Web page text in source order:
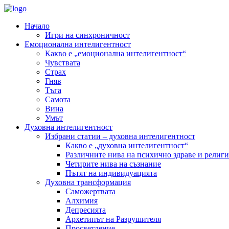
Начало
Игри на синхроничност
Емоционална интелигентност
Какво е „емоционална интелигентност“
Чувствата
Страх
Гняв
Тъга
Самота
Вина
Умът
Духовна интелигентност
Избрани статии – духовна интелигентност
Какво е „духовна интелигентност“
Различните нива на психично здраве и
Четирите нива на съзнание
Пътят на индивидуацията
Духовна трансформация
Саможертвата
Алхимия
Депресията
Архетипът на Разрушителя